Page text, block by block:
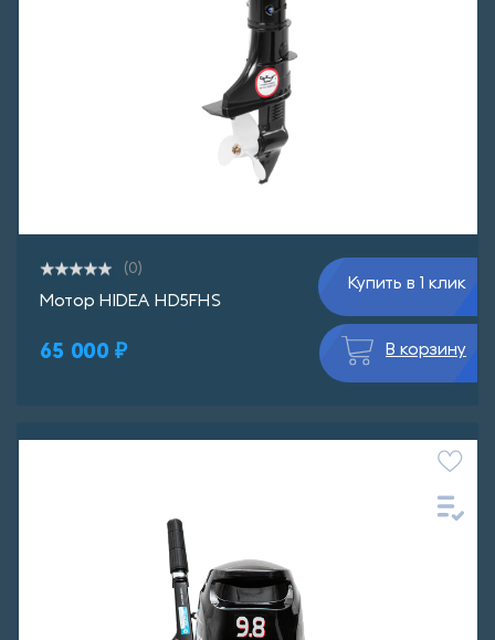
(0)
Мотор HIDEA HD5FHS
65 000 ₽
Купить в 1 клик
В корзину